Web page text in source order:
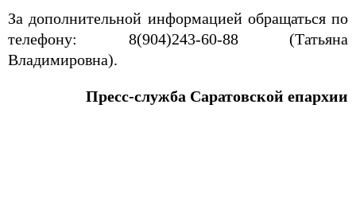
За дополнительной информацией обращаться по
телефону: 8(904)243-60-88 (Татьяна
Владимировна).
Пресс-служба Саратовской епархии